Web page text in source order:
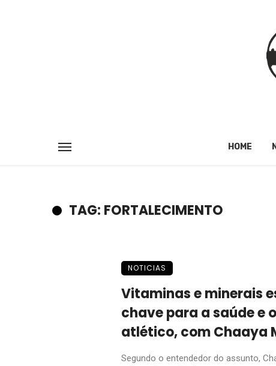
HOME
TAG: FORTALECIMENTO
NOTICIAS
Vitaminas e minerais
chave para a saúde e
atlético, com Chaaya
Segundo o entendedor do assunto,